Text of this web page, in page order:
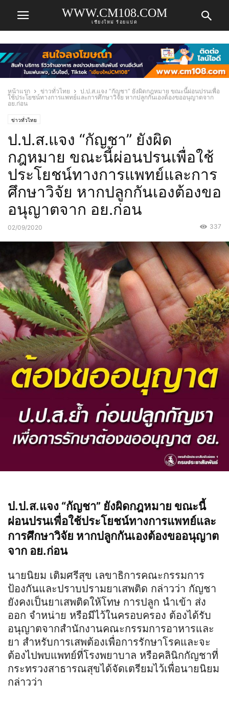
WWW.CM108.COM
เชียงใหม่ ร้อยแปด
หน้าแรก ข่าวทั่วไทย
ป.ป.ส.แจง “กัญชา” ยังผิดกฎหมาย ขณะนี้ผ่อนปรนเพื่อ
ใช้ประโยชน์ทางการแพทย์และการศึกษาวิจัย หากปลูกกันเองต้องขออนุญาตจาก
อย.ก่อน
ข่าวทั่วไทย
ป.ป.ส.แจง “กัญชา” ยังผิด
กฎหมาย ขณะนี้ผ่อนปรนเพื่อใช้
ประโยชน์ทางการแพทย์และการ
ศึกษาวิจัย หากปลูกกันเองต้องขอ
อนุญาตจาก อย.ก่อน
02/09/2020 337
ป.ป.ส.แจง “กัญชา” ยังผิดกฎหมาย ขณะนี้
ผ่อนปรนเพื่อใช้ประโยชน์ทางการแพทย์และ
การศึกษาวิจัย หากปลูกกันเองต้องขออนุญาต
จาก อย.ก่อน
นายนิยม เติมศรีสุข เลขาธิการคณะกรรมการ
ป้องกันและปราบปรามยาเสพติด กล่าวว่า กัญชา
ยังคงเป็นยาเสพติดให้โทษ การปลูก นำเข้า ส่ง
ออก จำหน่าย หรือมีไว้ในครอบครอง ต้องได้รับ
อนุญาตจากสำนักงานคณะกรรมการอาหารและ
ยา สำหรับการเสพต้องเพื่อการรักษาโรคและจะ
ต้องไปพบแพทย์ที่โรงพยาบาล หรือคลินิกกัญชาที่
กระทรวงสาธารณสุขได้จัดเตรียมไว้เพื่อนายนิยม
กล่าวว่า